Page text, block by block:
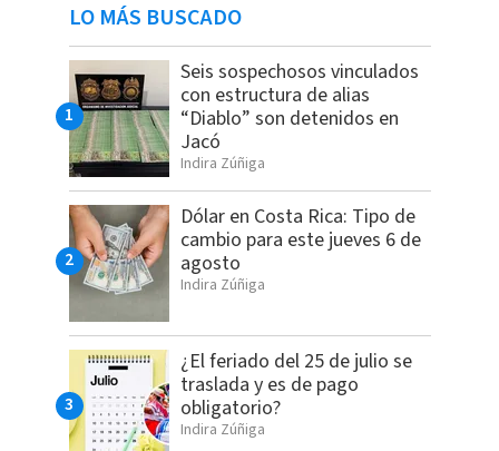
LO MÁS BUSCADO
Seis sospechosos vinculados
con estructura de alias
“Diablo” son detenidos en
Jacó
Indira Zúñiga
Dólar en Costa Rica: Tipo de
cambio para este jueves 6 de
agosto
Indira Zúñiga
¿El feriado del 25 de julio se
traslada y es de pago
obligatorio?
Indira Zúñiga